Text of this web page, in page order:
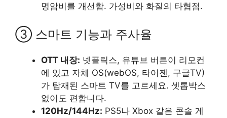
명암비를 개선함. 가성비와 화질의 타협점.
③ 스마트 기능과 주사율
OTT 내장: 넷플릭스, 유튜브 버튼이 리모컨
에 있고 자체 OS(webOS, 타이젠, 구글TV)
가 탑재된 스마트 TV를 고르세요. 셋톱박스
없이도 편합니다.
120Hz/144Hz: PS5나 Xbox 같은 콘솔 게